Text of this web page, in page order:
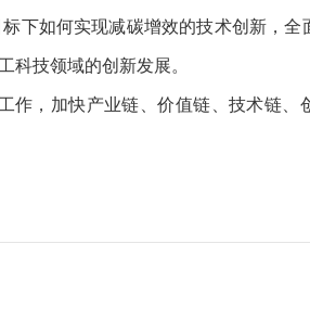
下如何实现减碳增效的技术创新，全
科技领域的创新发展。
，加快产业链、价值链、技术链、